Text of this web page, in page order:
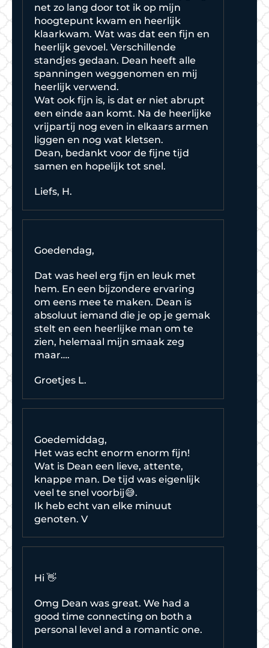
net zo lang door tot ik op mijn
hoogtepunt kwam en heerlijk
klaarkwam. Wat was dat een fijn en
heerlijk gevoel. Verschillende
standjes gedaan. Dean heeft alle
spanningen weggenomen en mij
heerlijk verwend.
Wat ook fijn is, is dat er niet abrupt
een einde aan komt. Na de heerlijke
vrijpartij nog even in elkaars armen
liggen en nog wat kletsen.
Dean, bedankt voor de fijne tijd
samen en hopelijk tot snel.
Liefs, H.
Goedendag,
Dat was heel erg fijn en leuk met
hem. En een bijzondere ervaring
om eens mee te maken. Dean is
absoluut iemand die je op je gemak
stelt en een heerlijke man om te
zien, helemaal mijn smaak zeg
maar….
Groetjes L.
Goedemiddag,
Het was echt enorm enorm fijn!
Wat is Dean een lieve, attente,
knappe man. De tijd was eigenlijk
veel te snel voorbij😅.
Ik heb echt van elke minuut
genoten. V
Hi 👋
Omg Dean was great. We had a
good time connecting on both a
personal level and a romantic one.